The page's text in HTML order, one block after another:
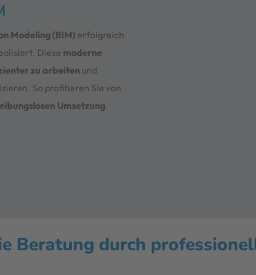
Modeling (BIM) erfolgreich
Diese moderne
zu arbeiten und
So profitieren Sie von
Umsetzung.
Beratung durch